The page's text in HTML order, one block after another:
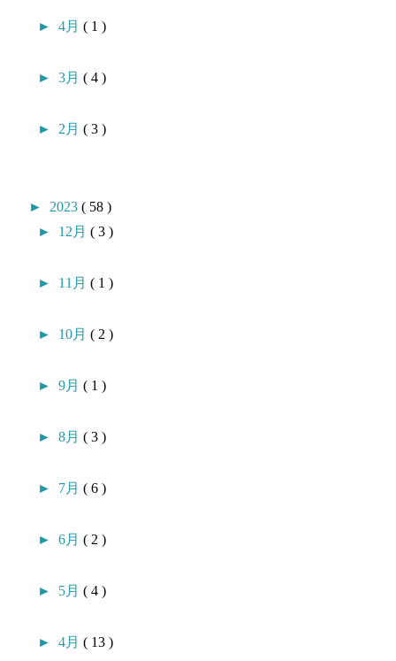
►4月( 1 )
►3月( 4 )
► 2月( 3 )
► 2023( 58 )
► 12月( 3 )
► 11月( 1 )
► 10月( 2 )
►9月( 1 )
►8月( 3 )
► 7月( 6 )
►6月( 2 )
► 5月( 4 )
►4月( 13 )